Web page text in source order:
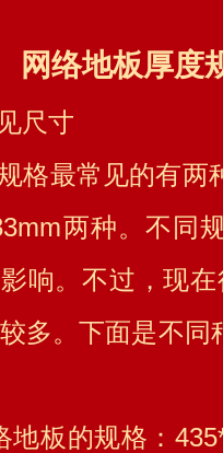
网络地板厚度
尺寸
格最常见的有两
两种。不同
响。不过，现
多。下面是不同
地板的规格：